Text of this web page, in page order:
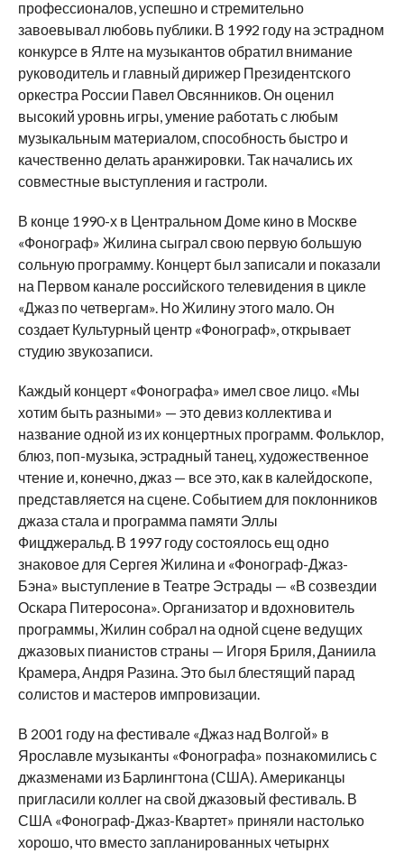
профессионалов, успешно и стремительно
завоевывал любовь публики. В 1992 году на эстрадном
конкурсе в Ялте на музыкантов обратил внимание
руководитель и главный дирижер Президентского
оркестра России Павел Овсянников. Он оценил
высокий уровнь игры, умение работать с любым
музыкальным материалом, способность быстро и
качественно делать аранжировки. Так начались их
совместные выступления и гастроли.
В конце 1990-х в Центральном Доме кино в Москве
«Фонограф» Жилина сыграл свою первую большую
сольную программу. Концерт был записали и показали
на Первом канале российского телевидения в цикле
«Джаз по четвергам». Но Жилину этого мало. Он
создает Культурный центр «Фонограф», открывает
студию звукозаписи.
Каждый концерт «Фонографа» имел свое лицо. «Мы
хотим быть разными» — это девиз коллектива и
название одной из их концертных программ. Фольклор,
блюз, поп-музыка, эстрадный танец, художественное
чтение и, конечно, джаз — все это, как в калейдоскопе,
представляется на сцене. Событием для поклонников
джаза стала и программа памяти Эллы
Фицджеральд. В 1997 году состоялось ещ одно
знаковое для Сергея Жилина и «Фонограф-Джаз-
Бэна» выступление в Театре Эстрады — «В созвездии
Оскара Питеросона». Организатор и вдохновитель
программы, Жилин собрал на одной сцене ведущих
джазовых пианистов страны — Игоря Бриля, Даниила
Крамера, Андря Разина. Это был блестящий парад
солистов и мастеров импровизации.
В 2001 году на фестивале «Джаз над Волгой» в
Ярославле музыканты «Фонографа» познакомились с
джазменами из Барлингтона (США). Американцы
пригласили коллег на свой джазовый фестиваль. В
США «Фонограф-Джаз-Квартет» приняли настолько
хорошо, что вместо запланированных четырнх